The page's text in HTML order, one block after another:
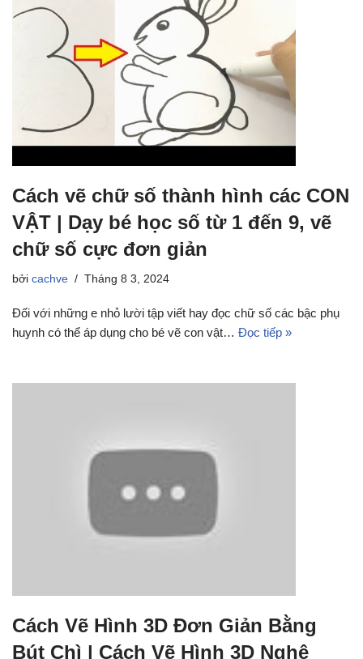
Cách vẽ chữ số thành hình các CON
VẬT | Dạy bé học số từ 1 đến 9, vẽ
chữ số cực đơn giản
bởi cachve Tháng 8 3, 2024
Đối với những e nhỏ lười tập viết hay đọc chữ số các bậc phụ
huynh có thể áp dụng cho bé vẽ con vật… Đọc tiếp »
Cách Vẽ Hình 3D Đơn Giản Bằng
Bút Chì | Cách Vẽ Hình 3D Nghệ